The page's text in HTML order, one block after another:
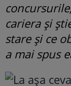
cariera și
stare și ce
a mai spus